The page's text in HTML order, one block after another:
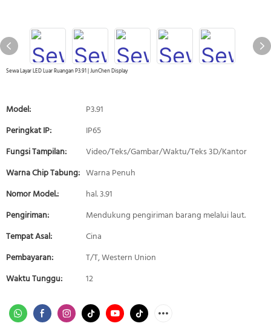
Sewa Layar LED Luar Ruangan P3.91 | JunChen Display
Model:
P3.91
Peringkat IP:
IP65
Fungsi Tampilan:
Video/Teks/Gambar/Waktu/Teks 3D/Kantor
Warna Chip Tabung: Warna Penuh
Nomor Model.:
hal. 3.91
Pengiriman:
Mendukung pengiriman barang melalui laut.
Tempat Asal:
Cina
Pembayaran:
T/T, Western Union
Waktu Tunggu:
12